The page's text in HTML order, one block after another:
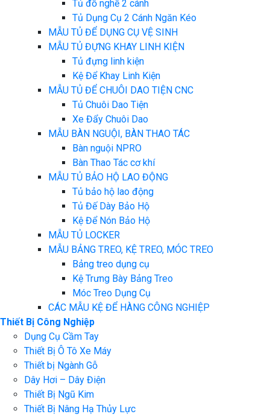
Tủ đồ nghề 2 cánh
Tủ Dụng Cụ 2 Cánh Ngăn Kéo
MẪU TỦ ĐỂ DỤNG CỤ VỆ SINH
MẪU TỦ ĐỰNG KHAY LINH KIỆN
Tủ đựng linh kiện
Kệ Để Khay Linh Kiện
MẪU TỦ ĐỂ CHUÔI DAO TIỆN CNC
Tủ Chuôi Dao Tiện
Xe Đẩy Chuôi Dao
MẪU BÀN NGUỘI, BÀN THAO TÁC
Bàn nguội NPRO
Bàn Thao Tác cơ khí
MẪU TỦ BẢO HỘ LAO ĐỘNG
Tủ bảo hộ lao động
Tủ Đế Dày Bảo Hộ
Kệ Để Nón Bảo Hộ
MẪU TỦ LOCKER
MẪU BẢNG TREO, KỆ TREO, MÓC TREO
Bảng treo dụng cụ
Kệ Trưng Bày Bảng Treo
Móc Treo Dụng Cụ
CÁC MẪU KỆ ĐỂ HÀNG CÔNG NGHIỆP
Thiết Bị Công Nghiệp
Dụng Cụ Cầm Tay
Thiết Bị Ô Tô Xe Máy
Thiết bị Ngành Gỗ
Dây Hơi – Dây Điện
Thiết Bị Ngũ Kim
Thiết Bị Nâng Hạ Thủy Lực